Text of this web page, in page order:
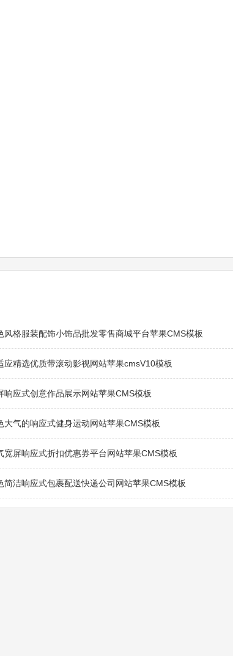
风格服装配饰小饰品批发零售商城平台苹果CMS模板
应精选优质带滚动影视网站苹果cmsV10模板
响应式创意作品展示网站苹果CMS模板
大气的响应式健身运动网站苹果CMS模板
宽屏响应式折扣优惠券平台网站苹果CMS模板
简洁响应式包裹配送快递公司网站苹果CMS模板